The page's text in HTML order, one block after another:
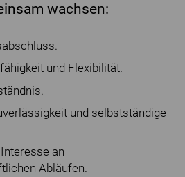
wachsen:
und Flexibilität.
und selbstständige
an
Abläufen.